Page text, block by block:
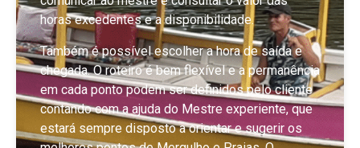
horas excedentes e a disponibilidade.
Também é possível escolher a hora de saída e
chegada. O roteiro é bem flexível e a permanência
em cada ponto podem ser definidos pelo cliente
contando com a ajuda do Mestre experiente, que
estará sempre disposto a orientar e sugerir os